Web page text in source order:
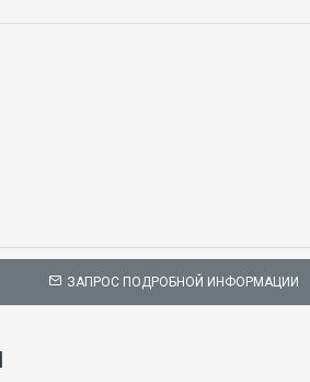
ЗАПРОС ПОДРОБНОЙ ИНФОРМАЦИИ